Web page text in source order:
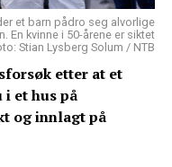
et barn pådro seg alvorlige
En kvinne i 50-årene er siktet
Stian Lysberg Solum / NTB
etter at et
et hus på
og innlagt på